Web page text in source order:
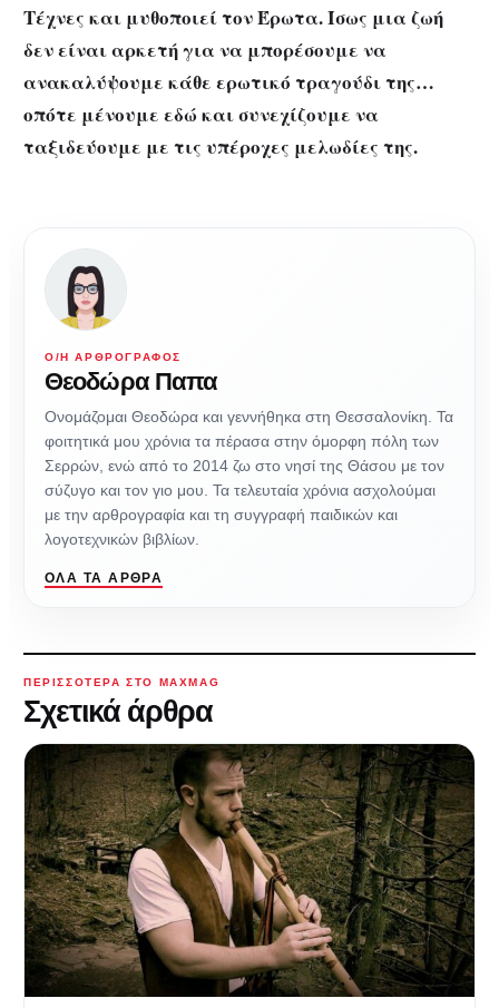
Τέχνες και μυθοποιεί τον Έρωτα. Ίσως μια ζωή
δεν είναι αρκετή για να μπορέσουμε να
ανακαλύψουμε κάθε ερωτικό τραγούδι της…
οπότε μένουμε εδώ και συνεχίζουμε να
ταξιδεύουμε με τις υπέροχες μελωδίες της.
Ο/Η ΑΡΘΡΟΓΡΆΦΟΣ
Θεοδώρα Παπα
Ονομάζομαι Θεοδώρα και γεννήθηκα στη Θεσσαλονίκη. Τα
φοιτητικά μου χρόνια τα πέρασα στην όμορφη πόλη των
Σερρών, ενώ από το 2014 ζω στο νησί της Θάσου με τον
σύζυγο και τον γιο μου. Τα τελευταία χρόνια ασχολούμαι
με την αρθρογραφία και τη συγγραφή παιδικών και
λογοτεχνικών βιβλίων.
ΌΛΑ ΤΑ ΆΡΘΡΑ
ΠΕΡΙΣΣΌΤΕΡΑ ΣΤΟ MAXMAG
Σχετικά άρθρα